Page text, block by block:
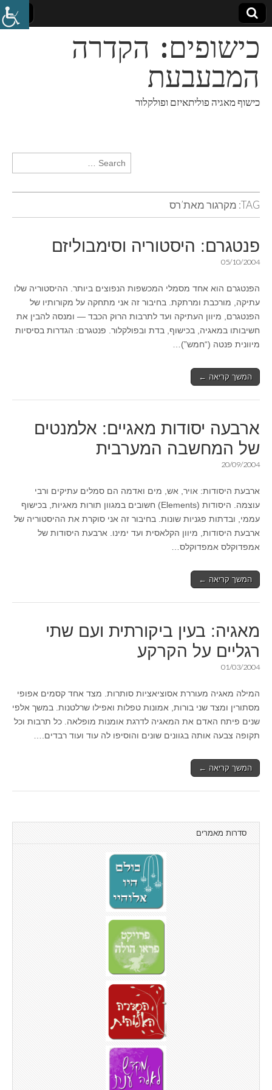
כישופים: הקדרה
המבעבעת
כישוף מאגיה פוליתאיזם ופולקלור
Search for:
TAG: מקרגור מאת’רס
פנטגרם: היסטוריה וסימבוליזם
05/10/2004
הפנטגרם הוא אחד מסמלי המכשפות הנפוצים ביותר. ההיסטוריה שלו
עתיקה, מורכבת ומרתקת. בחיבור זה אני מתחקה על מקורותיו של
הפנטגרם, מיוון העתיקה ועד לתרבות הרוק הכבד — ומנסה להבין את
חשיבותו במאגיה, בכישוף, בדת ובפולקלור. פנטגרם: הגדרות בסיסיות
מיוונית פנטה (“חמש”)…
המשך קריאה ←
ארבעה יסודות מאגיים: אלמנטים
של המחשבה המערבית
20/09/2004
ארבעת היסודות: אויר, אש, מים ואדמה הם סמלים עתיקים ורבי
עוצמה. היסודות (Elements) חשובים במגוון תורות מאגיות, בכישוף
עממי, ובדתות פגניות שונות. בחיבור זה אני סוקרת את ההיסטוריה של
ארבעת היסודות, מיוון הקלאסית ועד ימינו. ארבעת היסודות של
אמפדוקלס אמפדוקלס…
המשך קריאה ←
מאגיה: בעין ביקורתית ועם שתי
רגליים על הקרקע
01/03/2004
המילה מאגיה מעוררת אסוציאציות סותרות. מצד אחד קסמים אפופי
מסתורין ומצד שני בורות, אמונות טפלות ואפילו שרלטנות. במשך אלפי
שנים פיתח האדם את המאגיה לדרגת אומנות מופלאה. כל תרבות וכל
תקופה צבעה אותה בגוונים שונים והוסיפו לה עוד ועוד רבדים.…
המשך קריאה ←
סדרות מאמרים